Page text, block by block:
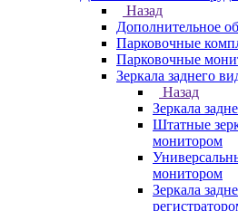
Назад
Дополнительное
Парковочные
Парковочные
Зеркала заднего
Назад
Зеркала
Штатные
монитором
монитором
Зеркала